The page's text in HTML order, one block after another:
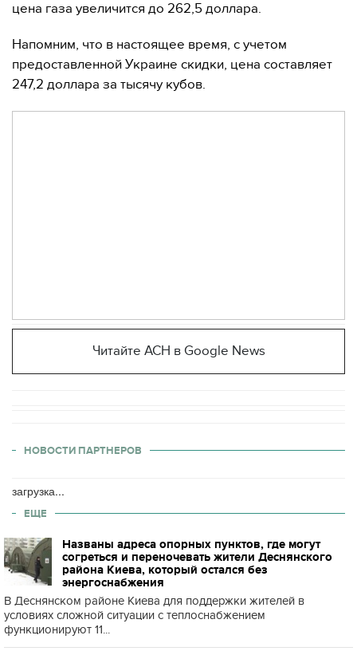
цена газа увеличится до 262,5 доллара.
Напомним, что в настоящее время, с учетом
предоставленной Украине скидки, цена составляет
247,2 доллара за тысячу кубов.
Читайте АСН в Google News
НОВОСТИ ПАРТНЕРОВ
загрузка...
ЕЩЕ
Названы адреса опорных пунктов, где могут
согреться и переночевать жители Деснянского
района Киева, который остался без
энергоснабжения
В Деснянском районе Киева для поддержки жителей в
условиях сложной ситуации с теплоснабжением
функционируют 11...